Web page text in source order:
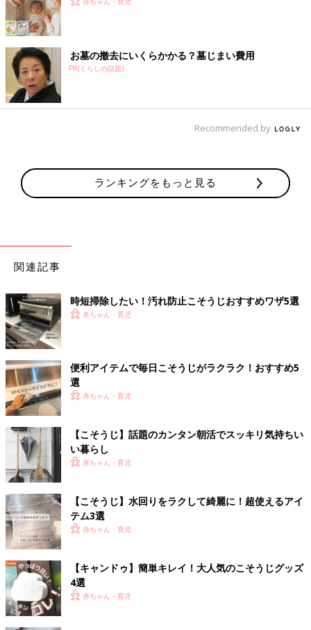
お墓の撤去にいくらかかる？墓じまい費用
PR(くらしの話題)
Recommended by
ランキングをもっと見る
関連記事
時短掃除したい！汚れ防止こそうじおすすめワザ5選
赤ちゃん・育児
便利アイテムで毎日こそうじがラクラク！おすすめ5
選
赤ちゃん・育児
【こそうじ】話題のカンタン朝活でスッキリ気持ちい
い暮らし
赤ちゃん・育児
【こそうじ】水回りをラクして綺麗に！超使えるアイ
テム3選
赤ちゃん・育児
【キャンドゥ】簡単キレイ！大人気のこそうじグッズ
4選
赤ちゃん・育児